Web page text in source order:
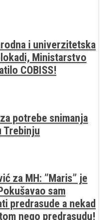
i univerzitetska
Ministarstvo
COBISS!
potrebe snimanja
Trebinju
za MH: ”Maris” je
sam
predrasude a nekad
nego predrasudu!